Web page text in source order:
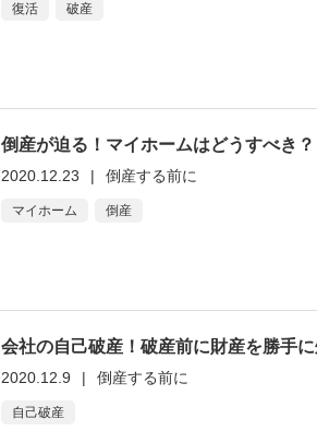
復活 破産
倒産が迫る！マイホームはどうすべき
2020.12.23 | 倒産する前に
マイホーム 倒産
会社の自己破産！破産前に財産を勝手
2020.12.9 | 倒産する前に
自己破産